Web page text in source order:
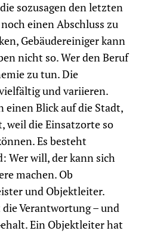
sozusagen den letzten
einen Abschluss zu
Gebäudereiniger kann
nicht so. Wer den Beruf
zu tun. Die
und variieren.
Blick auf die Stadt,
weil die Einsatzorte so
Es besteht
Wer will, der kann sich
machen. Ob
und Objektleiter.
Verantwortung – und
Ein Objektleiter hat